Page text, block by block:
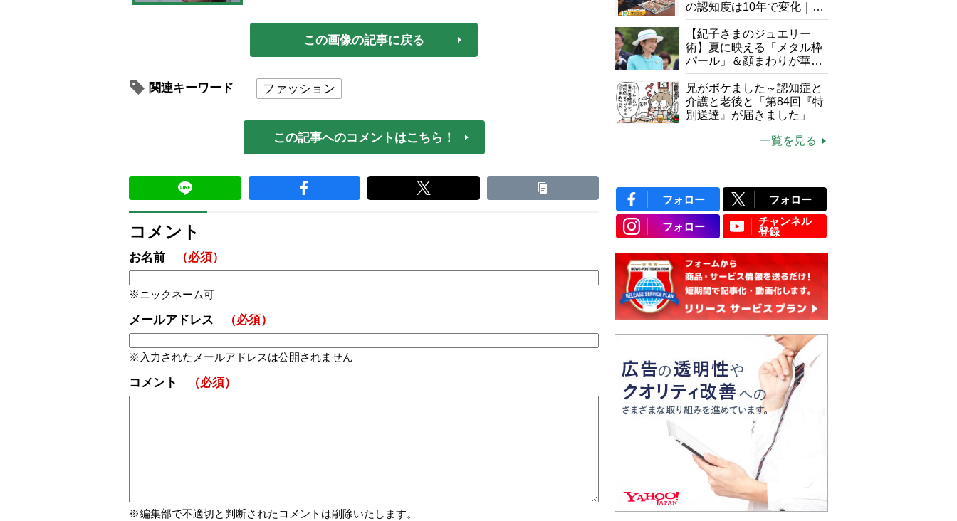
この画像の記事に戻る
関連キーワード ファッション
この記事へのコメントはこちら！
コメント
お名前 （必須）
ニックネーム可
メールアドレス （必須）
入力されたメールアドレスは公開されません
コメント （必須）
編集部で不適切と判断されたコメントは削除いたします。
の認知度は10年で変化｜流
行語大賞にノミネート、法
律にも明記されたが果たし
て現在は？
【紀子さまのジュエリー
術】夏に映える「メタル枠
パール」＆顔まわりが華や
ぐ「揺れる一粒」の使い分
け方
兄がボケました～認知症と
介護と老後と「第84回『特
別送達』が届きました」
一覧を見る
フォロー フォロー
フォロー
チャンネル
登録